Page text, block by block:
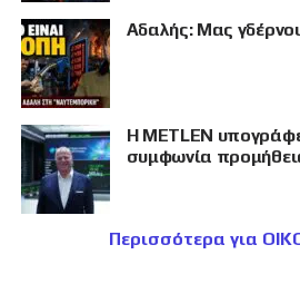
Αδαλής: Μας
Η METLEN
συμφωνία
Περισσότερα για